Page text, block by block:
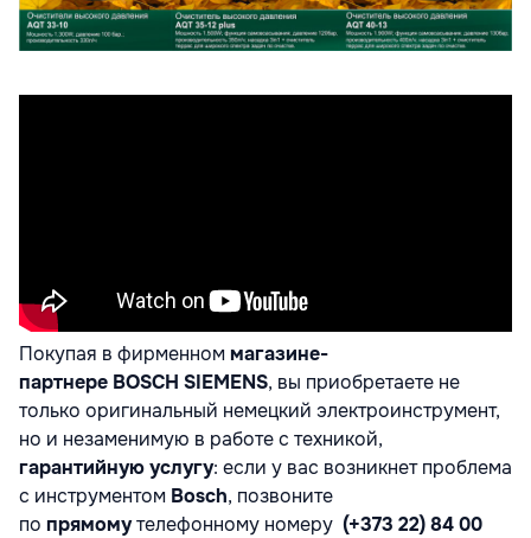
Покупая в фирменноммагазине-
партнере BOSCH SIEMENS, вы приобретаете не
только оригинальный немецкий электроинструмент,
но и незаменимую в работе с техникой,
гарантийную услугу: если у вас возникнет проблема
с инструментом Bosch, позвоните
по прямомутелефонному номеру (+373 22) 84 00